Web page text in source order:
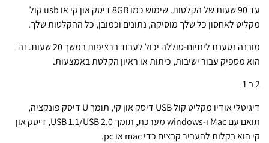
עד 90 שעות של הקלטות. שימוש כמו 8GB דיסק און קי או usb קול
מקליט לאחסון כל שלך מוסיקה, נתונים וכמובן, כל ההקלטות שלך.
מובנה נטענת ליתיום-סוללה יכול לעבוד ברציפות במשך 20 שעות. זה
הוא מספיק עבור ישיבות, כיתות או ראיון הקלטת באמצעות.
2 ב 1
דיגיטלי אודיו מקליט קול USB דיסק און קי, תומך U דיסק פונקציה,
תואם עם Mac ו-windows מערכת, תומך USB 1.1/USB 2.0, דיסק און
קי הוא בקלות להעביר קבצים כדי mac או pc.